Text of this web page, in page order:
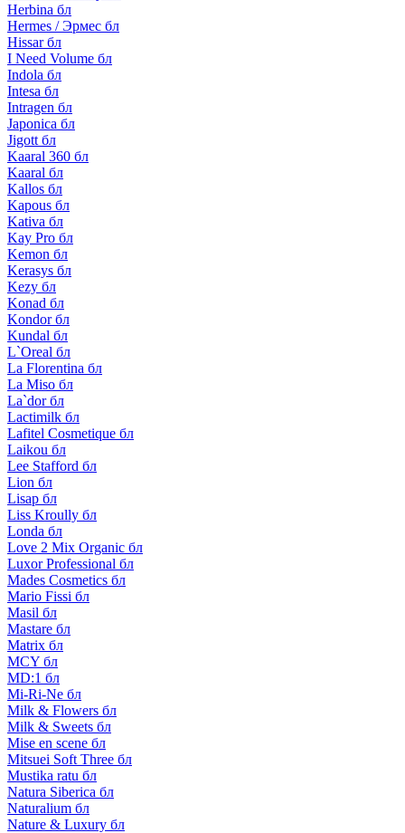
Herbina бл
Hermes / Эрмес бл
Hissar бл
I Need Volume бл
Indola бл
Intesa бл
Intragen бл
Japonica бл
Jigott бл
Kaaral 360 бл
Kaaral бл
Kallos бл
Kapous бл
Kativa бл
Kay Pro бл
Kemon бл
Kerasys бл
Kezy бл
Konad бл
Kondor бл
Kundal бл
L`Oreal бл
La Florentina бл
La Miso бл
La`dor бл
Lactimilk бл
Lafitel Cosmetique бл
Laikou бл
Lee Stafford бл
Lion бл
Lisap бл
Liss Kroully бл
Londa бл
Love 2 Mix Organic бл
Luxor Professional бл
Mades Cosmetics бл
Mario Fissi бл
Masil бл
Mastare бл
Matrix бл
MCY бл
MD:1 бл
Mi-Ri-Ne бл
Milk & Flowers бл
Milk & Sweets бл
Mise en scene бл
Mitsuei Soft Three бл
Mustika ratu бл
Natura Siberica бл
Naturalium бл
Nature & Luxury бл